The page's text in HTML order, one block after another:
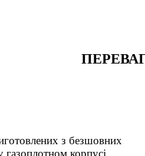
з безшовних
корпусі